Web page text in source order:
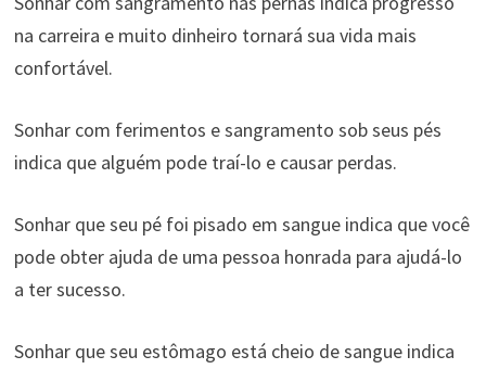
na carreira e muito dinheiro tornará sua vida mais
confortável.
Sonhar com ferimentos e sangramento sob seus pés
indica que alguém pode traí-lo e causar perdas.
Sonhar que seu pé foi pisado em sangue indica que você
pode obter ajuda de uma pessoa honrada para ajudá-lo
a ter sucesso.
Sonhar que seu estômago está cheio de sangue indica